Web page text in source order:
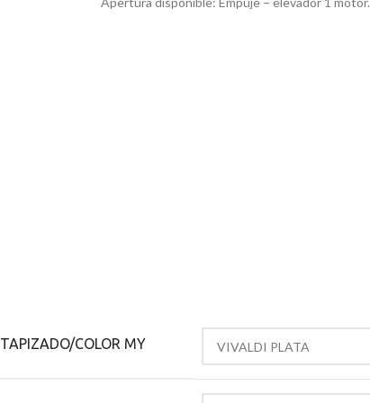
TAPIZADO/COLOR MY